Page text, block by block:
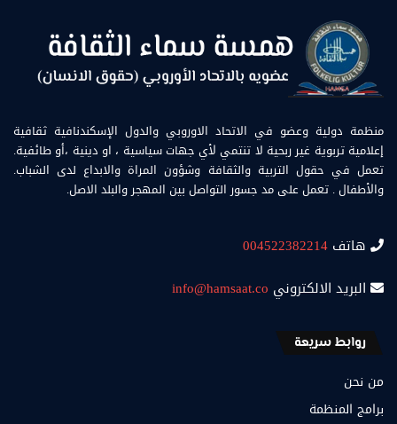
منظمة دولية وعضو في الاتحاد الاوروبي والدول الإسكندنافية ثقافية
إعلامية تربوية غير ربحية لا تنتمي لأي جهات سياسية ، او دينية ،أو طائفية.
تعمل في حقول التربية والثقافة وشؤون المراة والابداع لدى الشباب.
والأطفال . تعمل على مد جسور التواصل بين المهجر والبلد الاصل.
هاتف 004522382214
البريد الالكتروني info@hamsaat.co
روابط سريعة
من نحن
برامج المنظمة